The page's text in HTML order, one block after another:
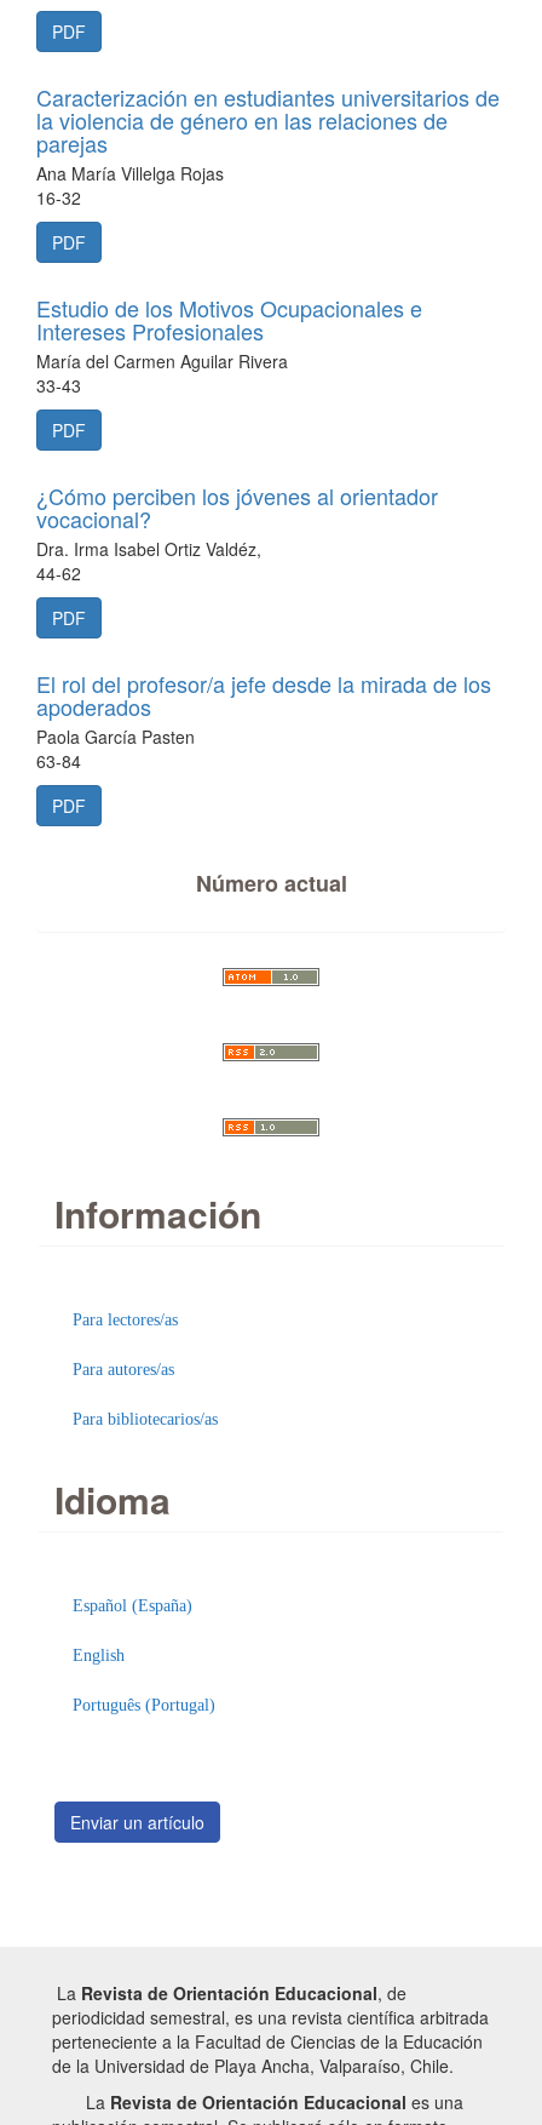
PDF
Caracterización en estudiantes universitarios de
la violencia de género en las relaciones de
parejas
Ana María Villelga Rojas
16-32
PDF
Estudio de los Motivos Ocupacionales e
Intereses Profesionales
María del Carmen Aguilar Rivera
33-43
PDF
¿Cómo perciben los jóvenes al orientador
vocacional?
Dra. Irma Isabel Ortiz Valdéz,
44-62
PDF
El rol del profesor/a jefe desde la mirada de los
apoderados
Paola García Pasten
63-84
PDF
Número actual
Información
Para lectores/as
Para autores/as
Para bibliotecarios/as
Idioma
Español (España)
English
Português (Portugal)
un
artículo
Enviar un artículo
La Revista de Orientación Educacional, de
periodicidad semestral, es una revista científica arbitrada
perteneciente a la Facultad de Ciencias de la Educación
de la Universidad de Playa Ancha, Valparaíso, Chile.
La Revista de Orientación Educacional es una